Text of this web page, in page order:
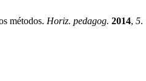
métodos. Horiz. pedagog. 2014, 5.